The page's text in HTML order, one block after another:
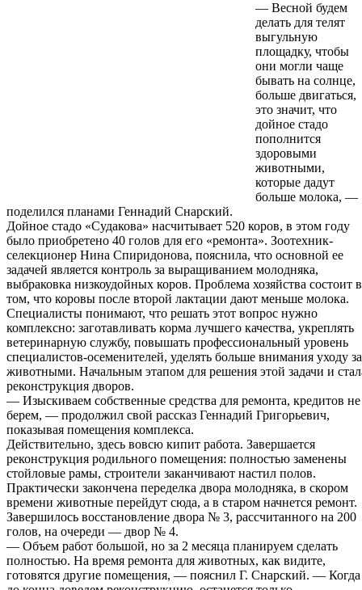
— Весной будем
делать для телят
выгульную
площадку, чтобы
они могли чаще
бывать на солнце,
больше двигаться,
это значит, что
дойное стадо
пополнится
здоровыми
животными,
которые дадут
больше молока, —
поделился планами Геннадий Снарский.
Дойное стадо «Судакова» насчитывает 520 коров, в этом году
было приобретено 40 голов для его «ремонта». Зоотехник-
селекционер Нина Спиридонова, пояснила, что основной ее
задачей является контроль за выращиванием молодняка,
выбраковка низкоудойных коров. Проблема хозяйства состоит в
том, что коровы после второй лактации дают меньше молока.
Специалисты понимают, что решать этот вопрос нужно
комплексно: заготавливать корма лучшего качества, укреплять
ветеринарную службу, повышать профессиональный уровень
специалистов-осеменителей, уделять больше внимания уходу за
животными. Начальным этапом для решения этой задачи и
реконструкция дворов.
— Изыскиваем собственные средства для ремонта, кредитов не
берем, — продолжил свой рассказ Геннадий Григорьевич,
показывая помещения комплекса.
Действительно, здесь вовсю кипит работа. Завершается
реконструкция родильного помещения: полностью заменены
стойловые рамы, строители заканчивают настил полов.
Практически закончена переделка двора молодняка, в скором
времени животные перейдут сюда, а в старом начнется ремонт.
Завершилось восстановление двора № 3, рассчитанного на 200
голов, на очереди — двор № 4.
— Объем работ большой, но за 2 месяца планируем сделать
полностью. На время ремонта для животных, как видите,
готовятся другие помещения, — пояснил Г. Снарский. — Когда